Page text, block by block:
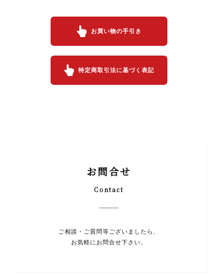
お買い物の手引き
特定商取引法に基づく表記
お問合せ
Contact
ご相談・ご質問等ございましたら、
お気軽にお問合せ下さい。